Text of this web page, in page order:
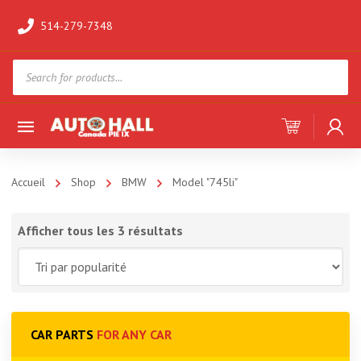
514-279-7348
search
Accueil Shop BMW Model "745li"
Afficher tous les 3 résultats
CAR PARTS FOR ANY CAR